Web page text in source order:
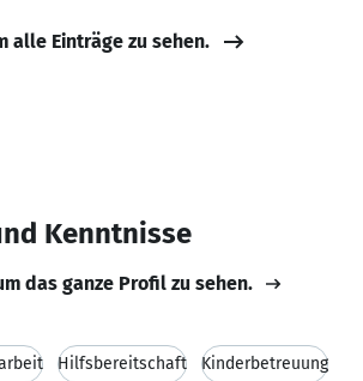
alle Einträge zu sehen.
Kenntnisse
das ganze Profil zu sehen.
Hilfsbereitschaft Kinderbetreuung